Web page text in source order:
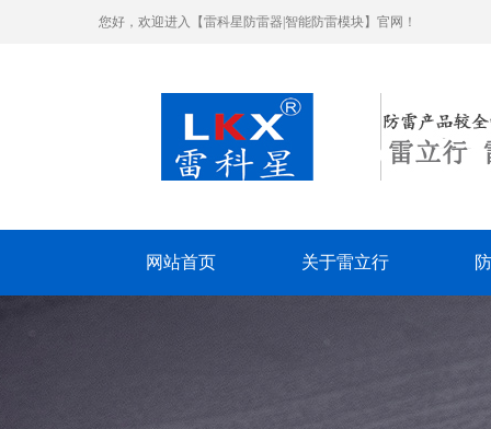
您好，欢迎进入【雷科星防雷器|智能防雷模块】官网！
网站首页 关于雷立行